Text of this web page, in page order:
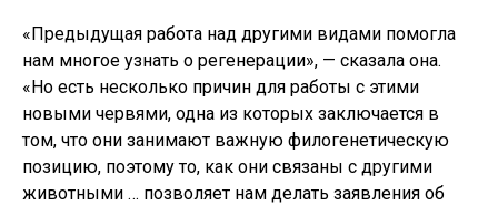
«Предыдущая работа над другими видами помогла
нам многое узнать о регенерации», — сказала она.
«Но есть несколько причин для работы с этими
новыми червями, одна из которых заключается в
том, что они занимают важную филогенетическую
позицию, поэтому то, как они связаны с другими
животными … позволяет нам делать заявления об